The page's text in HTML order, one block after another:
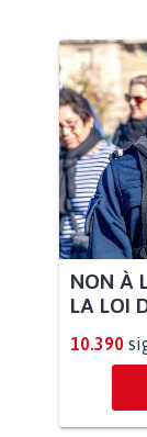
NON À
LA LOI
10.390